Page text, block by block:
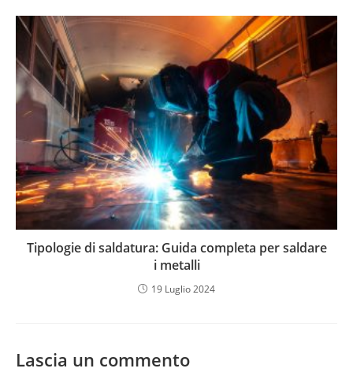
Tipologie di saldatura: Guida completa per saldare
i metalli
19 Luglio 2024
Lascia un commento